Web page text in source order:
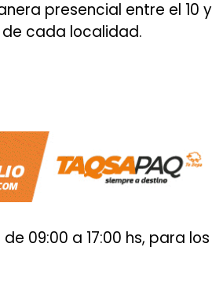
presencial entre el 10 y
de cada localidad.
09:00 a 17:00 hs, para los